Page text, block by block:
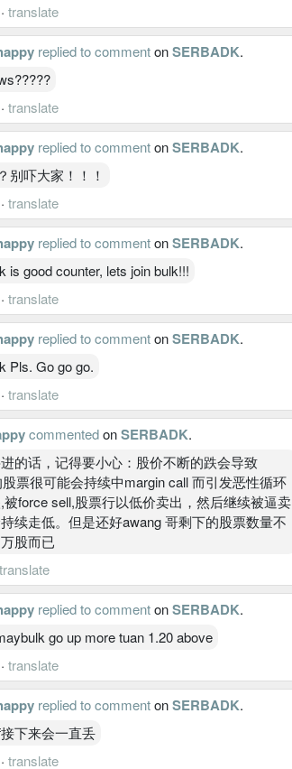
· translate
replied to commentonSERBADK.
· translate
replied to commentonSERBADK.
别吓大家！！！
· translate
replied to commentonSERBADK.
is good counter, lets join bulk!!!
· translate
replied to commentonSERBADK.
Pls. Go go go.
· translate
commentedonSERBADK.
的话，记得要小心：股价不断的跌会导致
票很可能会持续中margin call 而引发恶性循环
,被force sell,股票行以低价卖出，然后继续被逼卖
续走低。但是还好awang 哥剩下的股票数量不
股而已
translate
replied to commentonSERBADK.
go up more tuan 1.20 above
· translate
replied to commentonSERBADK.
下来会一直丢
· translate